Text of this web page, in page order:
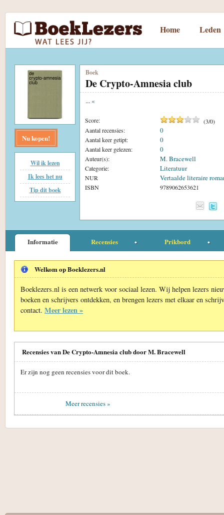
Home Leden
Nu kopen!
Wil ik lezen
Ik lees het nu
Tip dit boek
Boek
De Crypto-Amnesia club
... «
Score: (3/0)
Aantal recensies:
0
Aantal keer getipt: 0
Aantal keer gelezen: 0
Auteur(s): M. Bracewell
Categorie: Literatuur
NUR Vertaalde literaire
ISBN 9789062653621
Informatie Recensies Prikbord
Welkom op Boeklezers.nl
Boeklezers.nl is een netwerk voor sociaal lezen. Wij helpen lezers
boeken en schrijvers ontdekken, en brengen lezers met elkaar en
contact. Meer lezen »
Recensies van De Crypto-Amnesia club door M. Bracewell
Er zijn nog geen recensies voor dit boek.
Meer recensies »